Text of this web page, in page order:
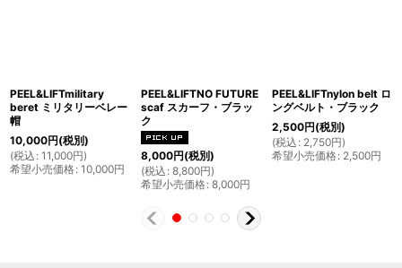
PEEL&LIFTmilitary
beret ミリタリーベレー
帽
10,000円(税別)
(税込 : 11,000円)
希望小売価格: 10,000円
PEEL&LIFTNO FUTURE
scaf スカーフ・ブラッ
ク
8,000円(税別)
(税込 : 8,800円)
希望小売価格: 8,000円
PEEL&LIFTnylon belt ロ
ングベルト・ブラック
2,500円(税別)
(税込 : 2,750円)
希望小売価格: 2,500円